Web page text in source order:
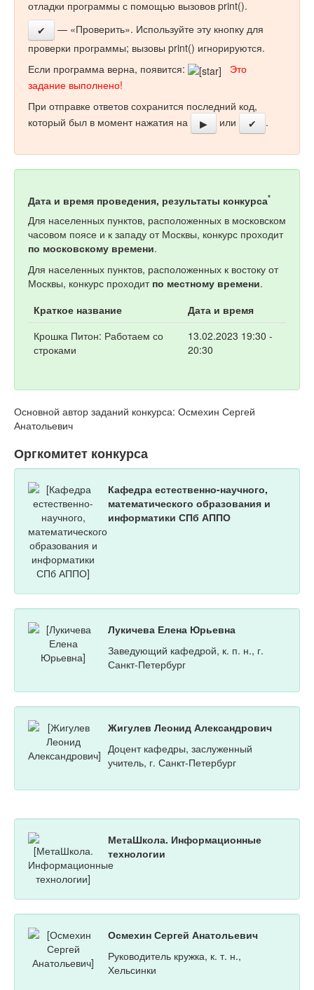
отладки программы с помощью вызовов print().
✔
— «Проверить». Используйте эту кнопку для
проверки программы; вызовы print() игнорируются.
Если программа верна, появится:
Это
задание выполнено!
При отправке ответов сохранится последний код,
который был в момент нажатия на
▶ или ✔ .
Дата и время проведения, результаты конкурса*
Для населенных пунктов, расположенных в московском
часовом поясе и к западу от Москвы, конкурс проходит
по московскому времени.
Для населенных пунктов, расположенных к востоку от
Москвы, конкурс проходит по местному времени.
Краткое название
Дата и время
Крошка Питон: Работаем со
строками
13.02.2023 19:30 -
20:30
Основной автор заданий конкурса: Осмехин Сергей
Анатольевич
Оргкомитет конкурса
Кафедра естественно-научного,
математического образования и
информатики СПб АППО
Лукичева Елена Юрьевна
Заведующий кафедрой, к. п. н., г.
Санкт-Петербург
Жигулев Леонид Александрович
Доцент кафедры, заслуженный
учитель, г. Санкт-Петербург
МетаШкола. Информационные
технологии
Осмехин Сергей Анатольевич
Руководитель кружка, к. т. н.,
Хельсинки